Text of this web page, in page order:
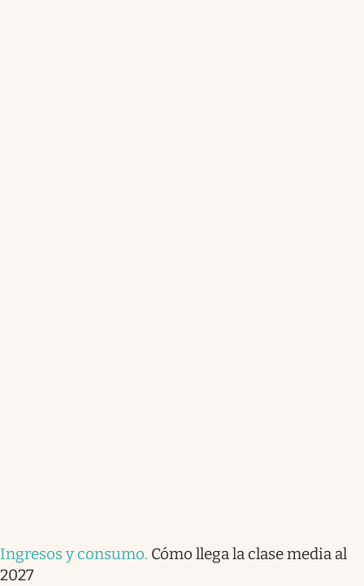
Ingresos y consumo. Cómo llega la clase media al
2027